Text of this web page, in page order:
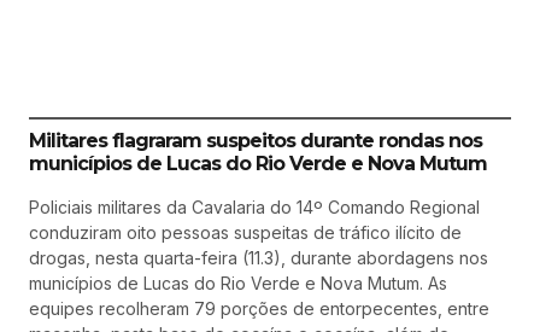
Militares flagraram suspeitos durante rondas nos
municípios de Lucas do Rio Verde e Nova Mutum
Policiais militares da Cavalaria do 14º Comando Regional
conduziram oito pessoas suspeitas de tráfico ilícito de
drogas, nesta quarta-feira (11.3), durante abordagens nos
municípios de Lucas do Rio Verde e Nova Mutum. As
equipes recolheram 79 porções de entorpecentes, entre